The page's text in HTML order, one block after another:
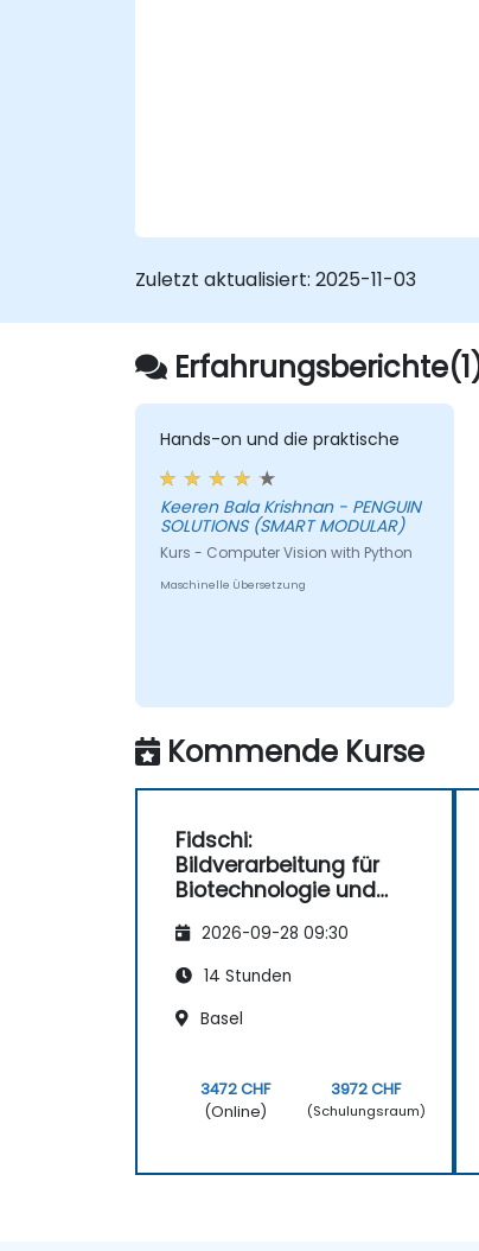
Zuletzt aktualisiert: 2025-11-03
Hands-on und die praktische
Keeren Bala Krishnan - PENGUIN
SOLUTIONS (SMART MODULAR)
Kurs - Computer Vision with Python
Maschinelle Übersetzung
Kommende Kurse
Fidschi:
Bildverarbeitung für
Biotechnologie und
2026-09-28 09:30
14 Stunden
Basel
3472 CHF
(Online)
3972 CHF
(Schulungsraum)